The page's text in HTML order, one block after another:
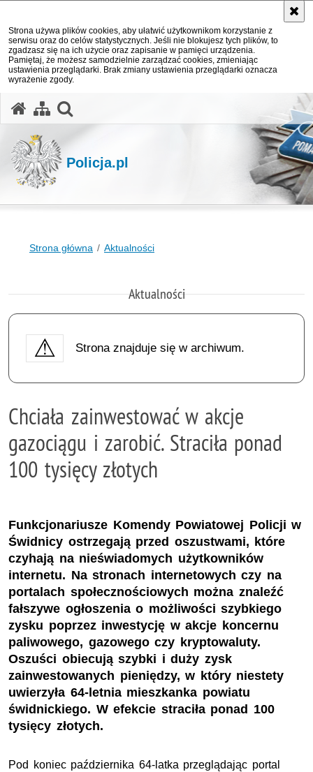
Strona używa plików cookies, aby ułatwić użytkownikom korzystanie z
serwisu oraz do celów statystycznych. Jeśli nie blokujesz tych plików, to
zgadzasz się na ich użycie oraz zapisanie w pamięci urządzenia.
Pamiętaj, że możesz samodzielnie zarządzać cookies, zmieniając
ustawienia przeglądarki. Brak zmiany ustawienia przeglądarki oznacza
wyrażenie zgody.
Policja.pl
Strona główna Aktualności
Aktualności
Strona znajduje się w archiwum.
Chciała zainwestować w akcje
gazociągu i zarobić. Straciła ponad
100 tysięcy złotych
Funkcjonariusze Komendy Powiatowej Policji w
Świdnicy ostrzegają przed oszustwami, które
czyhają na nieświadomych użytkowników
internetu. Na stronach internetowych czy na
portalach społecznościowych można znaleźć
fałszywe ogłoszenia o możliwości szybkiego
zysku poprzez inwestycję w akcje koncernu
paliwowego, gazowego czy kryptowaluty.
Oszuści obiecują szybki i duży zysk
zainwestowanych pieniędzy, w który niestety
uwierzyła 64-letnia mieszkanka powiatu
świdnickiego. W efekcie straciła ponad 100
tysięcy złotych.
Pod koniec października 64-latka przeglądając portal